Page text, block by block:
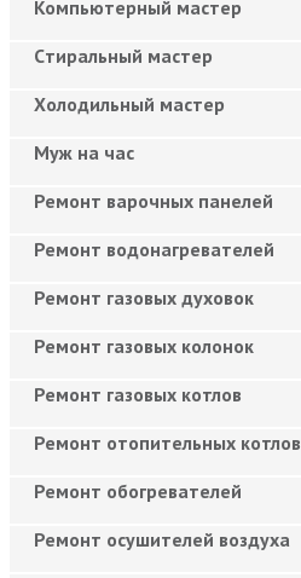
Компьютерный мастер
Cтиральный мастер
Холодильный мастер
Муж на час
Ремонт варочных панелей
Ремонт водонагревателей
Ремонт газовых духовок
Ремонт газовых колонок
Ремонт газовых котлов
Ремонт отопительных котлов
Ремонт обогревателей
Ремонт осушителей воздуха